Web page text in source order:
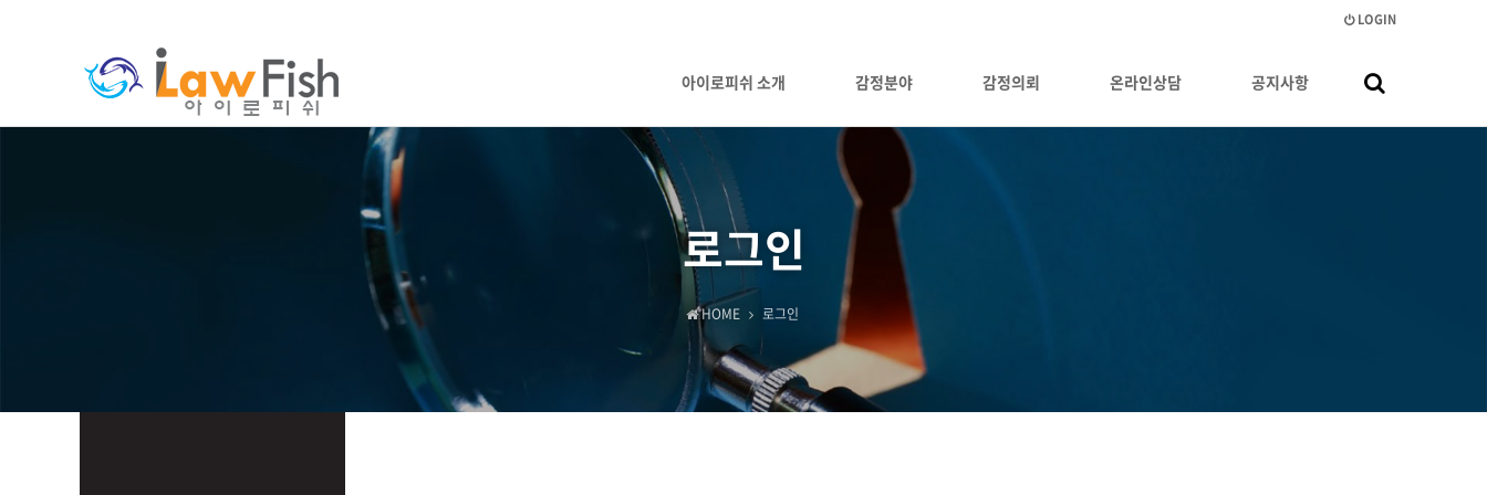
LOGIN
아이로피쉬 소개 감정분야 감정의뢰 온라인상담
하위분류
공지사항
로그인
HOME 로그인